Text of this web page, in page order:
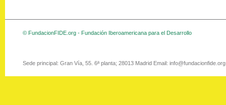
© FundacionFIDE.org - Fundación Iberoamericana para el Desarrollo
Sede principal: Gran Vía, 55. 6ª planta; 28013 Madrid Email: